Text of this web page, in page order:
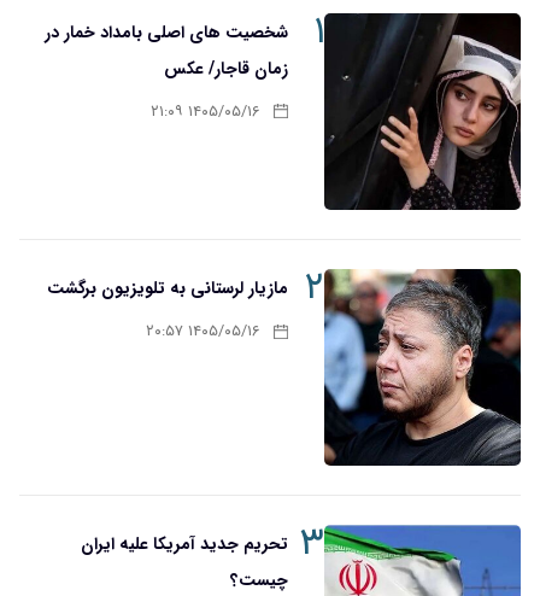
۱
شخصیت های اصلی بامداد خمار در
زمان قاجار/ عکس
۱۴۰۵/۰۵/۱۶ ۲۱:۰۹
۲ مازیار لرستانی به تلویزیون برگشت
۱۴۰۵/۰۵/۱۶ ۲۰:۵۷
۳ تحریم‌ جدید آمریکا علیه ایران
چیست؟